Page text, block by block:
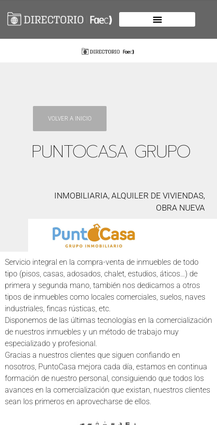
VOLVER A INICIO
PUNTOCASA GRUPO
INMOBILIARIA, ALQUILER DE VIVIENDAS,
OBRA NUEVA
Servicio integral en la compra-venta de inmuebles de todo
tipo (pisos, casas, adosados, chalet, estudios, áticos…) de
primera y segunda mano, también nos dedicamos a otros
tipos de inmuebles como locales comerciales, suelos, naves
industriales, fincas rústicas, etc.
Disponemos de las últimas tecnologías en la comercialización
de nuestros inmuebles y un método de trabajo muy
especializado y profesional.
Gracias a nuestros clientes que siguen confiando en
nosotros, PuntoCasa mejora cada día, estamos en continua
formación de nuestro personal, consiguiendo que todos los
avances en la comercialización que existan, nuestros clientes
sean los primeros en aprovecharse de ellos.